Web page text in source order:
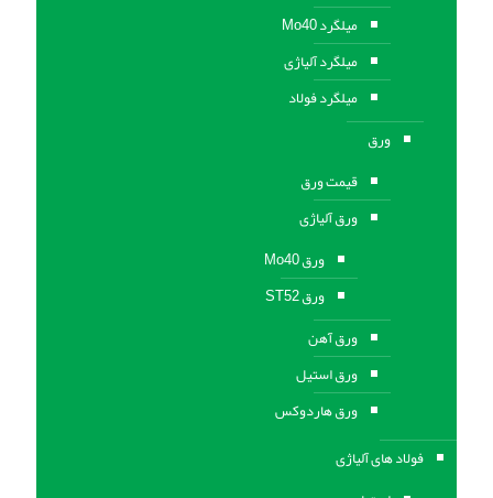
میلگرد Mo40
میلگرد آلیاژی
میلگرد فولاد
ورق
قیمت ورق
ورق آلیاژی
ورق Mo40
ورق ST52
ورق آهن
ورق استيل
ورق هاردوکس
فولاد های آلیاژی